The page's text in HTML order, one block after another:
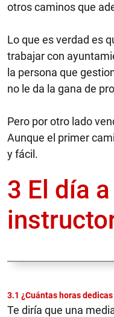
otros caminos que
Lo que es verdad es
trabajar con
la persona que
no le da la gana de
Pero por otro lado
Aunque el primer
y fácil.
3 El día
3.1 ¿Cuántas horas
Te diría que una